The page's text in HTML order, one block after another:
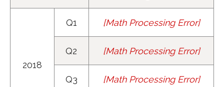
2018
Q1 [Math Processing Error]
y1=100
Q2 [Math Processing Error]
y2=122
Q3 [Math Processing Error]
y3=154